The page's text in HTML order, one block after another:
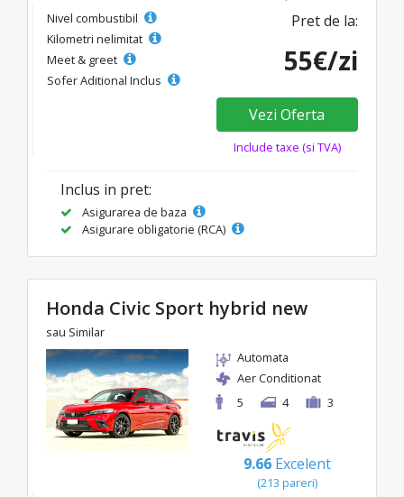
Nivel combustibil
Kilometri nelimitat
Meet & greet
Sofer Aditional Inclus
Pret de la:
55€/zi
Vezi Oferta
Include taxe (si TVA)
Inclus in pret:
Asigurarea de baza
Asigurare obligatorie (RCA)
Honda Civic Sport hybrid new
sau Similar
Automata
Aer Conditionat
5
4 3
9.66 Excelent
(213 pareri)